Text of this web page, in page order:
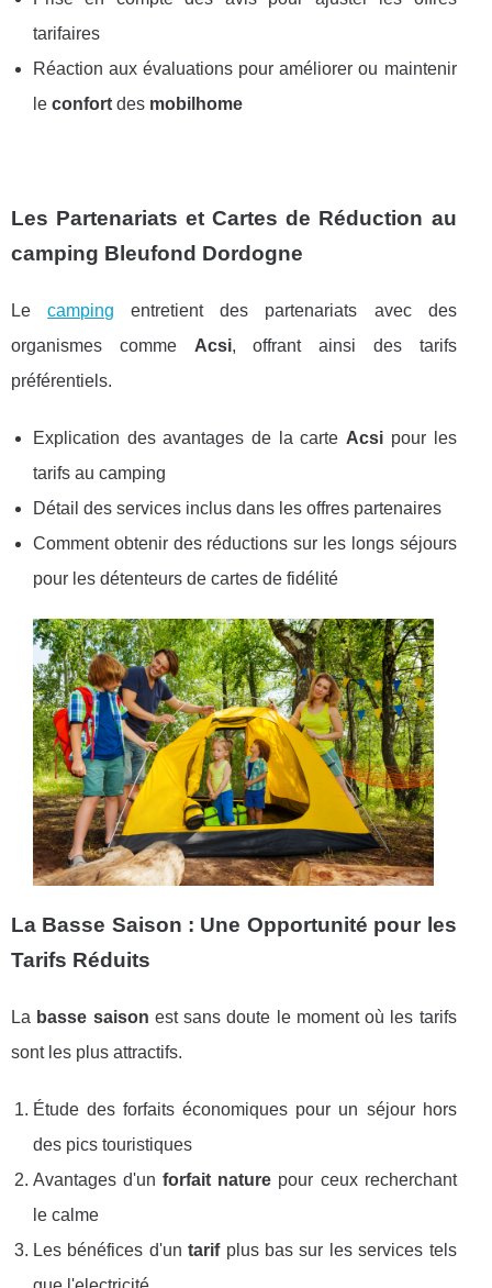
tarifaires
Réaction aux évaluations pour améliorer ou maintenir
le confort des mobilhome
Les Partenariats et Cartes de Réduction au
camping Bleufond Dordogne
Lecamping entretient des partenariats avec des
organismes comme Acsi, offrant ainsi des tarifs
préférentiels.
Explication des avantages de la carte Acsi pour les
tarifs au camping
Détail des services inclus dans les offres partenaires
Comment obtenir des réductions sur les longs séjours
pour les détenteurs de cartes de fidélité
La Basse Saison : Une Opportunité pour les
Tarifs Réduits
La basse saison est sans doute le moment où les tarifs
sont les plus attractifs.
Étude des forfaits économiques pour un séjour hors
des pics touristiques
Avantages d'unforfait nature pour ceux recherchant
le calme
Les bénéfices d'untarifplus bas sur les services tels